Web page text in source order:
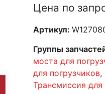
Цена по
Артикул:
Группы
моста для
для погрузчиков,
Трансмиссия для